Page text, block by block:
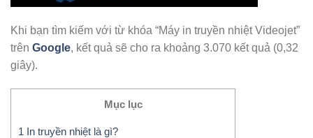
Khi bạn tìm kiếm với từ khóa “Máy in truyền nhiệt Videojet”
trên Google, kết quả sẽ cho ra khoảng 3.070 kết quả (0,32
giây).
Mục lục
1 In truyền nhiệt là gì?